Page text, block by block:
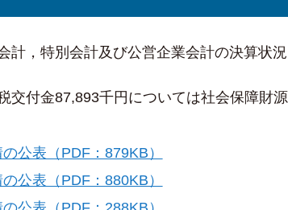
計，特別会計及び公営企業会計の決算状
付金87,893千円については社会保障財
公表（PDF：879KB）
公表（PDF：880KB）